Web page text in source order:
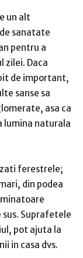
un alt
sanatate
pentru a
zilei. Daca
de important,
sanse sa
asa ca
lumina naturala
ferestrele;
din podea
Suprafetele
pot ajuta la
in casa dvs.